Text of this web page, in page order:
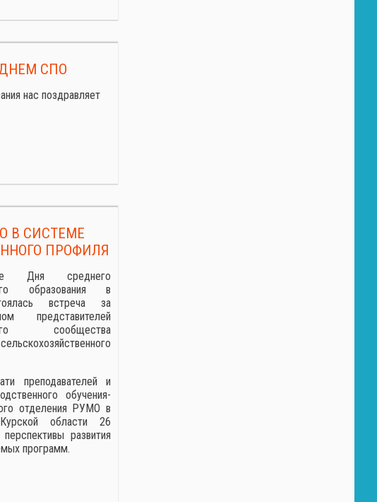
СПО
нас поздравляет
В СИСТЕМЕ
ПРОФИЛЯ
среднего
образования в
встреча за
представителей
сообщества
преподавателей и
обучения-
отделения РУМО в
области 26
развития
программ.